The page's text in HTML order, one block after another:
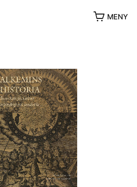
MENY
YUKIKO OCH PATRIK MÖTER
STOLPE STORIES